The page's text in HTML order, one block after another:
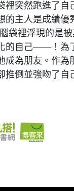
突然跑進了自
的主人是成績優
袋裡浮現的是
的自己——！為
成為朋友。作為
推倒並強吻了自